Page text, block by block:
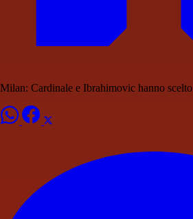
Milan: Cardinale e Ibrahimovic hanno